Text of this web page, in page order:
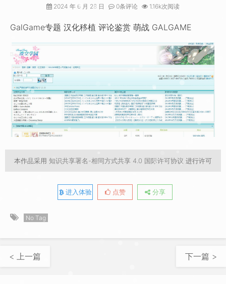
2024 年 6 月 28 日 0条评论 1.16k次阅读
GalGame专题 汉化移植 评论鉴赏 萌战 GALGAME
本作品采用 知识共享署名-相同方式共享 4.0 国际许可协议 进行许可
进入体验 点赞 分享
No Tag
< 上一篇 下一篇 >